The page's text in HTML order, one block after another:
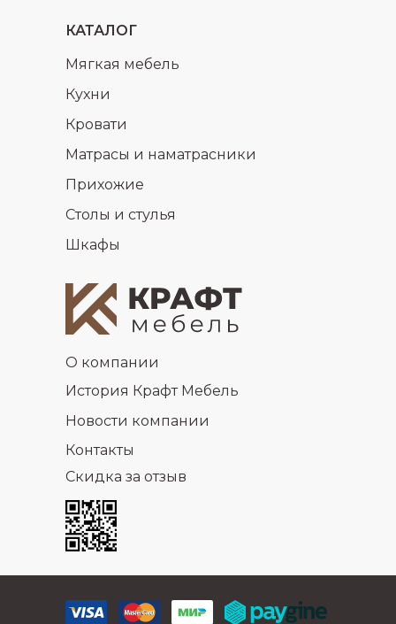
КАТАЛОГ
Кухни
Мягкая мебель
Кровати
Матрасы и наматрасники
Прихожие
Столы и стулья
Шкафы
О компании
История Крафт Мебель
Новости компании
Контакты
Скидка за отзыв